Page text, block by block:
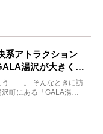
系アトラクション
湯沢が大きく生
う――。 そんなときに訪
町にある「GALA湯